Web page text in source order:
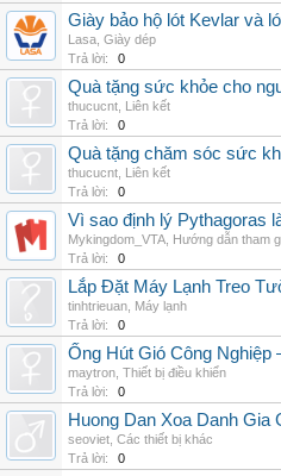
Giày bảo hộ lót Kevlar và
Lasa Giày dép
Trả lời:
0
Quà tặng sức khỏe cho
thucucnt Liên kết
Trả lời:
0
Quà tặng chăm sóc sức
thucucnt Liên kết
Trả lời:
0
Vì sao định lý Pythagoras
Mykingdom_VTA Hướng dẫn tham
Trả lời:
0
Lắp Đặt Máy Lạnh Treo
tinhtrieuan Máy lạnh
Trả lời:
0
Ống Hút Gió Công
maytron Thiết bị điều khiển
Trả lời:
0
Huong Dan Xoa Danh Gia
seoviet Các thiết bị khác
Trả lời:
0